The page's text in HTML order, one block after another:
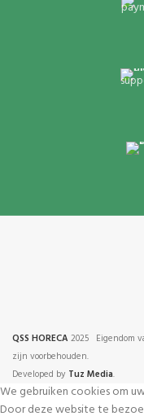
QSS HORECA 2025 Eigendom
zijn voorbehouden.
Developed by Tuz Media.
We gebruiken cookies om
Door deze website te